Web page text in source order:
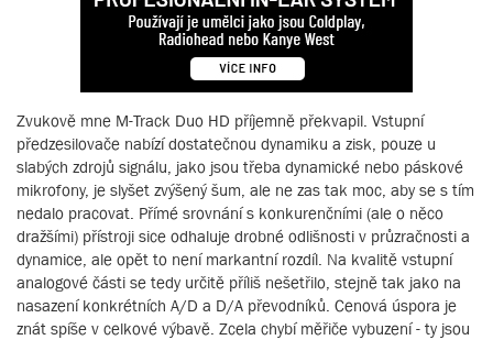
Zvukově mne M-Track Duo HD příjemně překvapil. Vstupní
předzesilovače nabízí dostatečnou dynamiku a zisk, pouze u
slabých zdrojů signálu, jako jsou třeba dynamické nebo páskové
mikrofony, je slyšet zvýšený šum, ale ne zas tak moc, aby se s tím
nedalo pracovat. Přímé srovnání s konkurenčními (ale o něco
dražšími) přístroji sice odhaluje drobné odlišnosti v průzračnosti a
dynamice, ale opět to není markantní rozdíl. Na kvalitě vstupní
analogové části se tedy určitě příliš nešetřilo, stejně tak jako na
nasazení konkrétních A/D a D/A převodníků. Cenová úspora je
znát spíše v celkové výbavě. Zcela chybí měřiče vybuzení - ty jsou